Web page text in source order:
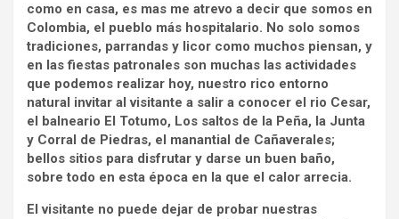
como en casa, es mas me atrevo a decir que somos en
Colombia, el pueblo más hospitalario. No solo somos
tradiciones, parrandas y licor como muchos piensan, y
en las fiestas patronales son muchas las actividades
que podemos realizar hoy, nuestro rico entorno
natural invitar al visitante a salir a conocer el rio Cesar,
el balneario El Totumo, Los saltos de la Peña, la Junta
y Corral de Piedras, el manantial de Cañaverales;
bellos sitios para disfrutar y darse un buen baño,
sobre todo en esta época en la que el calor arrecia.
El visitante no puede dejar de probar nuestras